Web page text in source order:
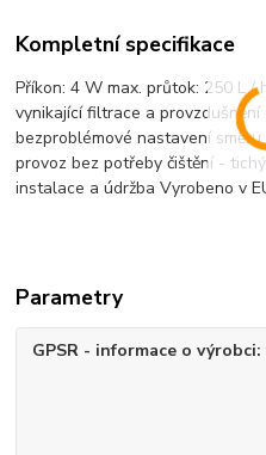
Kompletní specifikace
Příkon: 4 W max. průtok: 250 L /
vynikající filtrace a
bezproblémové nastavení
provoz bez potřeby čištění -
instalace a údržba Vyrobeno v
Parametry
GPSR - informace o výrobci